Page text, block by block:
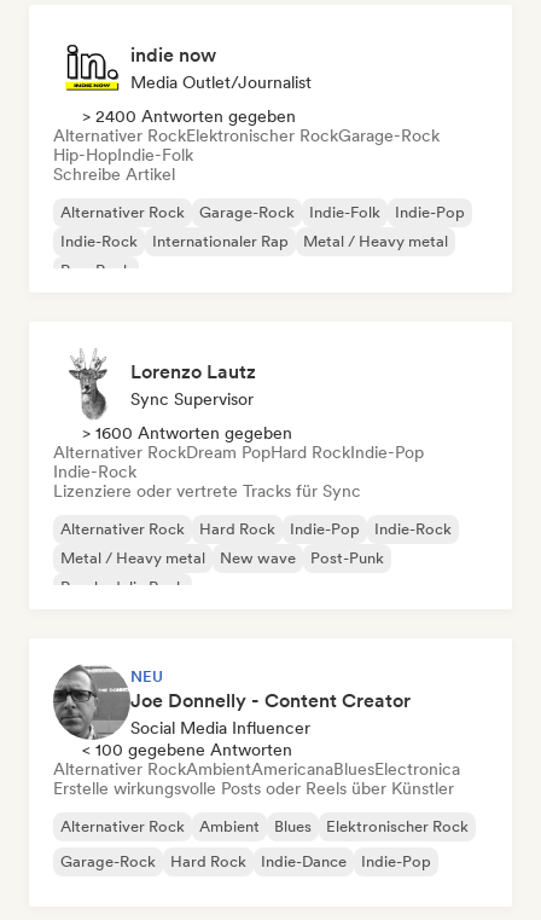
indie now
Media Outlet/Journalist
> 2400 Antworten gegeben
Alternativer RockElektronischer RockGarage-Rock
Hip-HopIndie-Folk
Schreibe Artikel
Alternativer Rock Garage-Rock Indie-Folk
Indie-Pop
Indie-Rock
Internationaler Rap
Metal / Heavy metal
Pop-Rock
Lorenzo Lautz
Sync Supervisor
> 1600 Antworten gegeben
Alternativer RockDream PopHard RockIndie-Pop
Indie-Rock
Lizenziere oder vertrete Tracks für Sync
Alternativer Rock Hard Rock Indie-Pop
Indie-Rock
Metal / Heavy metal
New wave
Post-Punk
Psychedelic Rock
NEU
Joe Donnelly - Content Creator
Social Media Influencer
< 100 gegebene Antworten
Alternativer RockAmbientAmericanaBluesElectronica
Erstelle wirkungsvolle Posts oder Reels über Künstler
Alternativer Rock Ambient Blues
Elektronischer Rock
Garage-Rock
Hard Rock Indie-Dance Indie-Pop